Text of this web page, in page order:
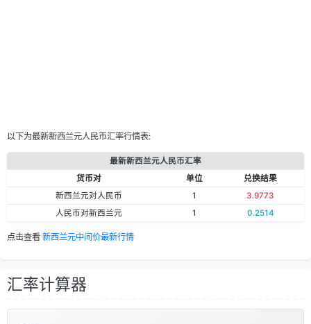
以下为最新新西兰元人民币汇率行情表:
最新新西兰元人民币汇率
货币对
单位
兑换结果
新西兰元对人民币
1
3.9773
人民币对新西兰元
1 0.2514
点击查看 新西兰元中间价最新行情
汇率计算器